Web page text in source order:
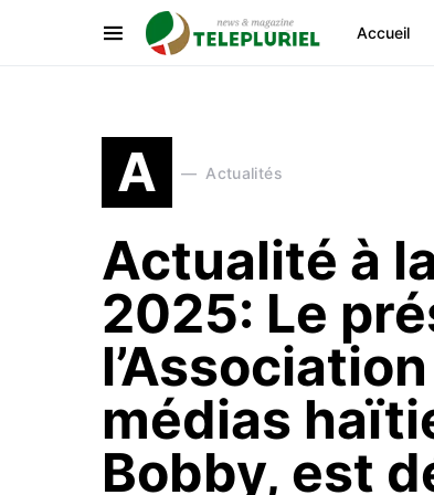
Accueil
A Actualités
Actualité à
2025: Le
médias
Bobby, est